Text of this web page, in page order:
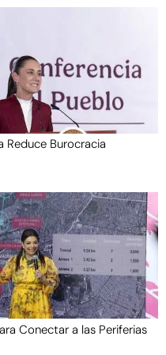
Reduce Burocracia
Conectar a las Periferias